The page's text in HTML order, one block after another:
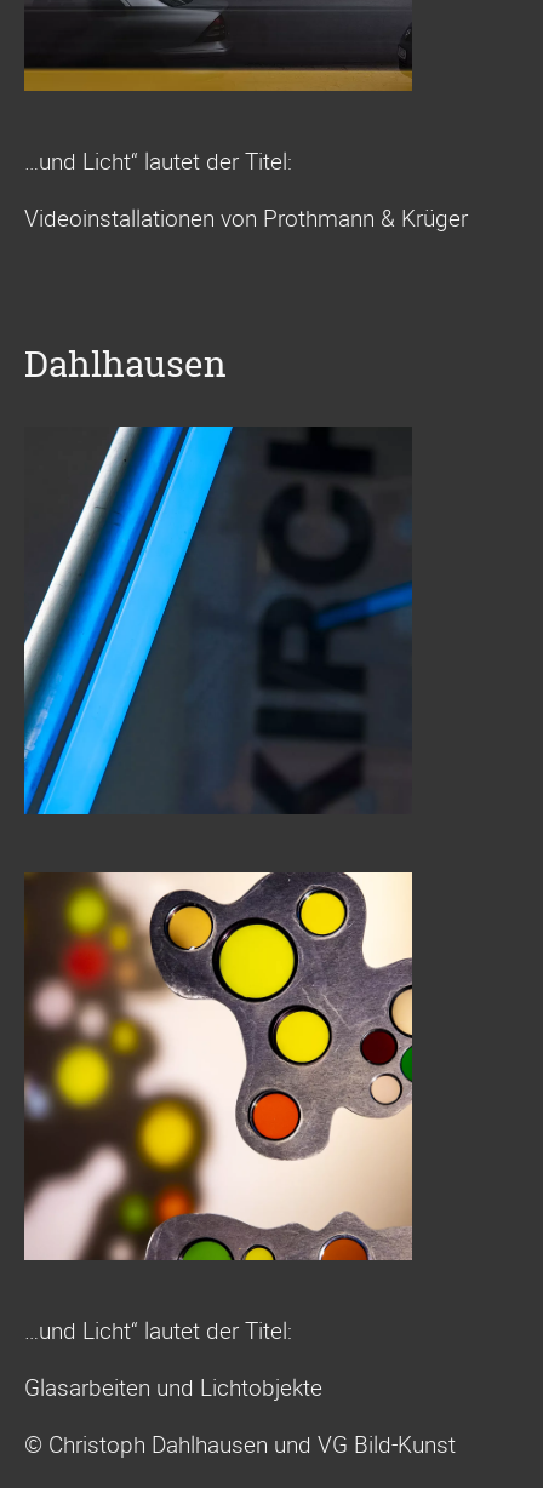
…und Licht“ lautet der Titel:
Videoinstallationen von Prothmann & Krüger
Dahlhausen
…und Licht“ lautet der Titel:
Glasarbeiten und Lichtobjekte
© Christoph Dahlhausen und VG Bild-Kunst